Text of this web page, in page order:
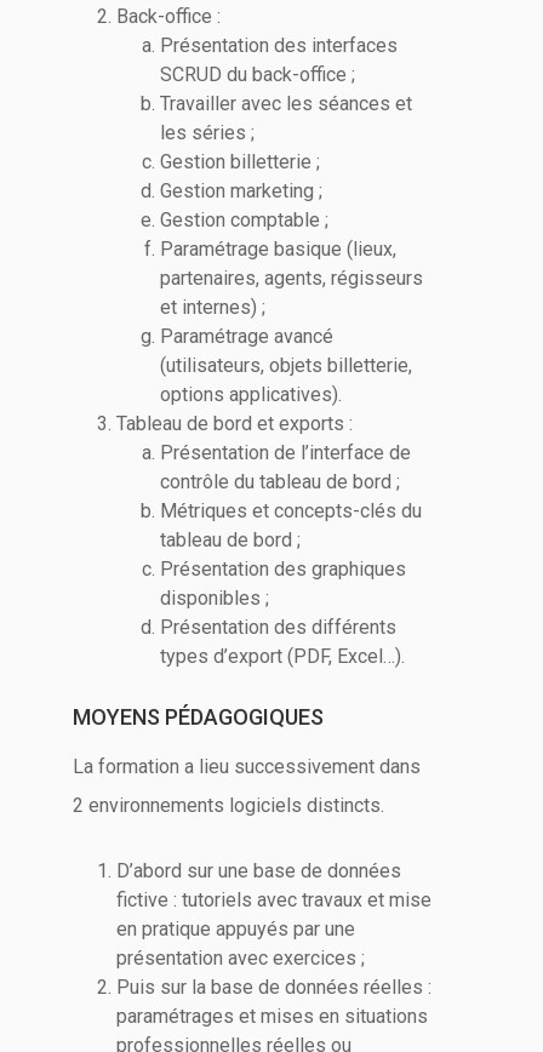
Back-office :
Présentation des interfaces
SCRUD du back-office ;
Travailler avec les séances et
les séries ;
Gestion billetterie ;
Gestion marketing ;
Gestion comptable ;
Paramétrage basique (lieux,
partenaires, agents, régisseurs
et internes) ;
Paramétrage avancé
(utilisateurs, objets billetterie,
options applicatives).
Tableau de bord et exports :
Présentation de l’interface de
contrôle du tableau de bord ;
Métriques et concepts-clés du
tableau de bord ;
Présentation des graphiques
disponibles ;
Présentation des différents
types d’export (PDF, Excel…).
MOYENS PÉDAGOGIQUES
La formation a lieu successivement dans
2 environnements logiciels distincts.
D’abord sur une base de données
fictive : tutoriels avec travaux et mise
en pratique appuyés par une
présentation avec exercices ;
Puis sur la base de données réelles :
paramétrages et mises en situations
professionnelles réelles ou